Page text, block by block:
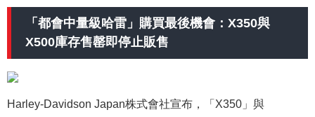
「都會中量級哈雷」購買最後機會：X350與
X500庫存售罄即停止販售
Harley-Davidson Japan株式會社宣布，「X350」與